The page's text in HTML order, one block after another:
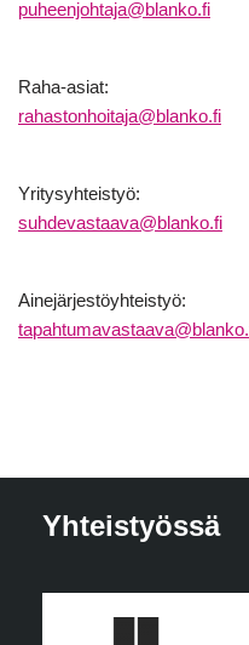
puheenjohtaja@blanko.fi
Raha-asiat:
rahastonhoitaja@blanko.fi
Yritysyhteistyö:
suhdevastaava@blanko.fi
Ainejärjestöyhteistyö:
Yhteistyössä